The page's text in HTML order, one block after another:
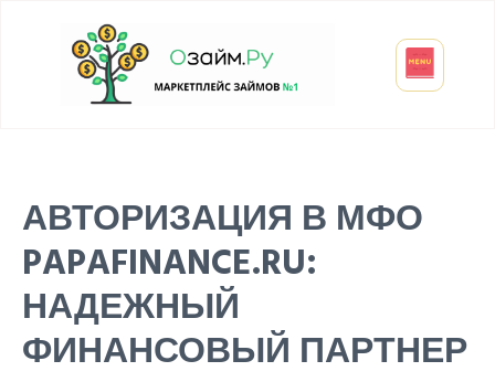
АВТОРИЗАЦИЯ В МФО
PAPAFINANCE.RU:
НАДЕЖНЫЙ
ФИНАНСОВЫЙ ПАРТНЕР